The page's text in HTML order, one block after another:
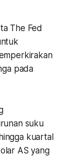
The Fed
pada
suku
kuartal
AS yang